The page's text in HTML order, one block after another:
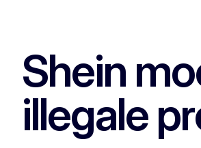
Shein
illegale